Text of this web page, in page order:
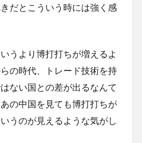
だとこういう時には強く感
うより博打打ちが増えるよ
の時代、トレード技術を持
ない国との差が出るなんて
の中国を見ても博打打ちが
うのが見えるような気がし